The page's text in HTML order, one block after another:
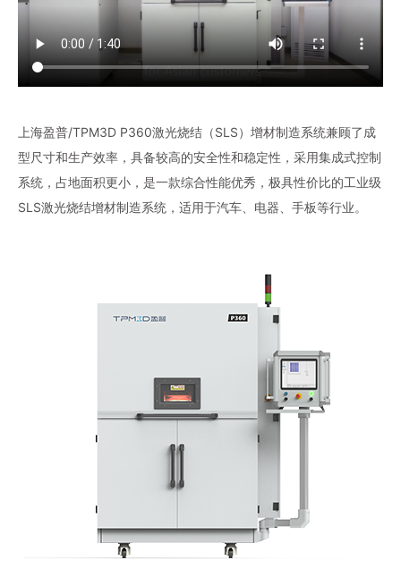
上海盈普/TPM3D P360激光烧结（SLS）增材制造系统兼顾了成
型尺寸和生产效率，具备较高的安全性和稳定性，采用集成式控制
系统，占地面积更小，是一款综合性能优秀，极具性价比的工业级
SLS激光烧结增材制造系统，适用于汽车、电器、手板等行业。